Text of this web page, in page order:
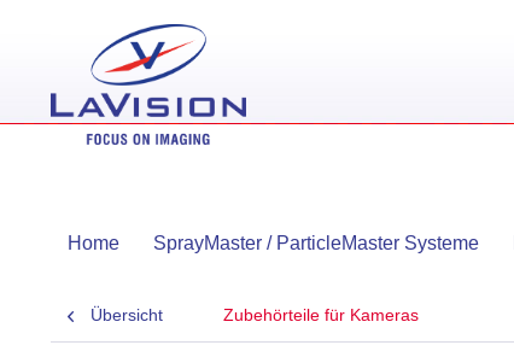
Home SprayMaster / ParticleMaster Systeme
Übersicht Zubehörteile für Kameras